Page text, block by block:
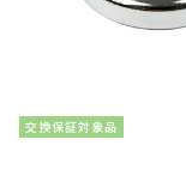
交換保証対象品